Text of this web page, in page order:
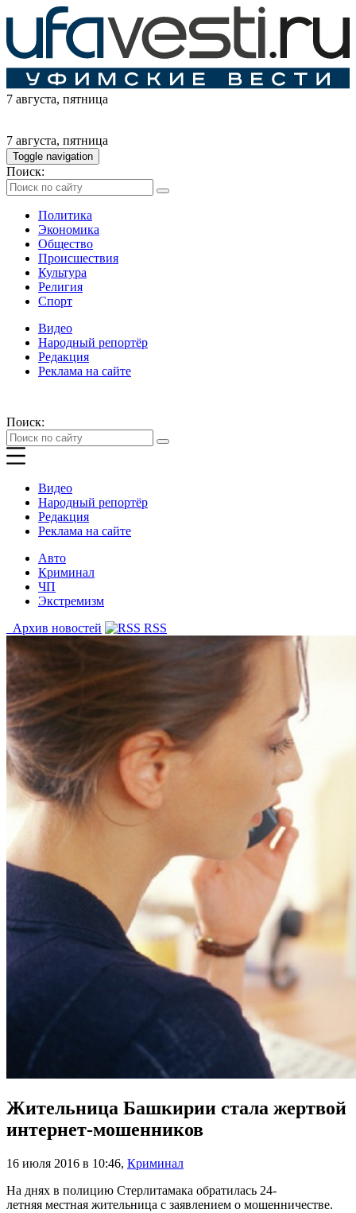
7 августа, пятница
7 августа, пятница
Toggle navigation
Поиск:
Политика
Экономика
Общество
Происшествия
Культура
Религия
Спорт
Видео
Народный репортёр
Редакция
Реклама на сайте
Поиск:
Видео
Народный репортёр
Редакция
Реклама на сайте
Авто
Криминал
ЧП
Экстремизм
Архив новостей
RSS
Жительница Башкирии стала жертвой
интернет-мошенников
16 июля 2016 в 10:46, Криминал
На днях в полицию Стерлитамака обратилась 24-
летняя местная жительница с заявлением о мошенничестве.